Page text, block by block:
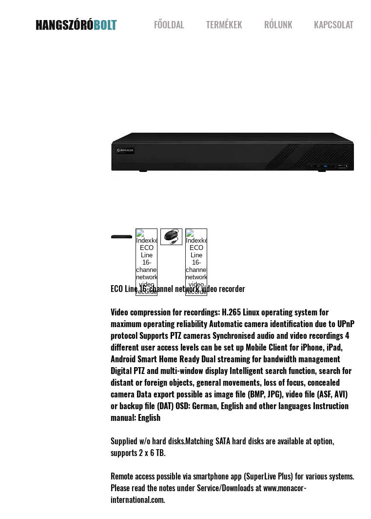
HANGSZÓRÓBOLT FŐOLDAL TERMÉKEK RÓLUNK KAPCSOLAT
ECO Line 16-channel network video recorder
Video compression for recordings: H.265 Linux operating system for
maximum operating reliabilityAutomatic camera identification due to UPnP
protocolSupports PTZ camerasSynchronised audio and video recordings4
different user access levels can be set up Mobile Client for iPhone, iPad,
AndroidSmart Home Ready Dual streaming for bandwidth management
Digital PTZ and multi-window display Intelligent search function, search for
distant or foreign objects, general movements, loss of focus, concealed
camera Data export possible as image file (BMP, JPG), video file (ASF, AVI)
or backup file (DAT)OSD: German, English and other languages Instruction
manual: English
Supplied w/o hard disks.Matching SATA hard disks are available at option,
supports 2 x 6 TB.
Remote access possible via smartphone app (SuperLive Plus) for various systems.
Please read the notes under Service/Downloads at www.monacor-
international.com.